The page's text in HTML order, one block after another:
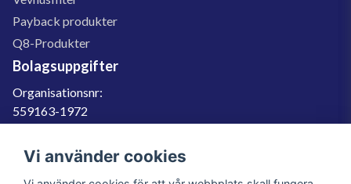
Payback produkter
Q8-Produkter
Bolagsuppgifter
Organisationsnr:
559163-1972
SE559163197201
Vi använder cookies